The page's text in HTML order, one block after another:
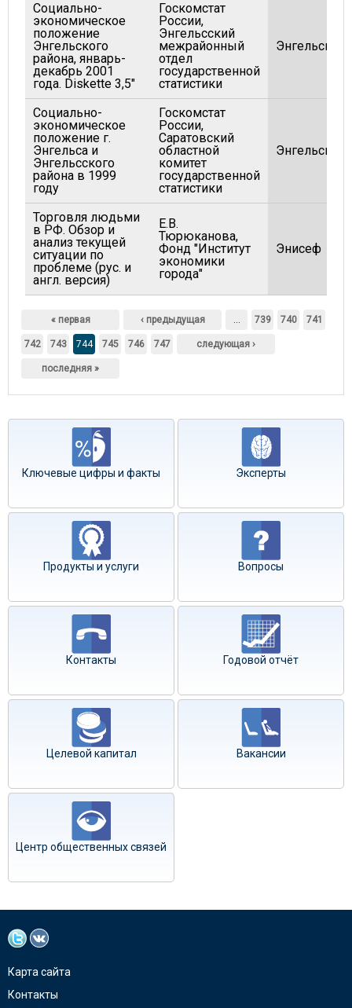
Социально-
экономическое
положение
Энгельского
района, январь-
декабрь 2001
года. Diskette 3,5"
Госкомстат
России,
Энгельсский
межрайонный
отдел
государственной
статистики
Энгельск
Социально-
экономическое
положение г.
Энгельса и
Энгельcского
района в 1999
году
Госкомстат
России,
Саратовский
областной
комитет
государственной
статистики
Энгельск
Торговля людьми
в РФ. Обзор и
анализ текущей
ситуации по
проблеме (рус. и
англ. версия)
Е.В.
Тюрюканова,
Фонд "Институт
экономики
города"
Энисеф
« первая ‹ предыдущая … 739 740 741
742 743 744 745 746 747 следующая ›
последняя »
Ключевые цифры и факты Эксперты
Продукты и услуги Вопросы
Контакты Годовой отчёт
Целевой капитал Вакансии
Центр общественных связей
Карта сайта
Контакты